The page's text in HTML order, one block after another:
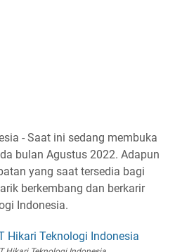
- Saat ini sedang membuka
bulan Agustus 2022. Adapun
yang saat tersedia bagi
berkembang dan berkarir
Indonesia.